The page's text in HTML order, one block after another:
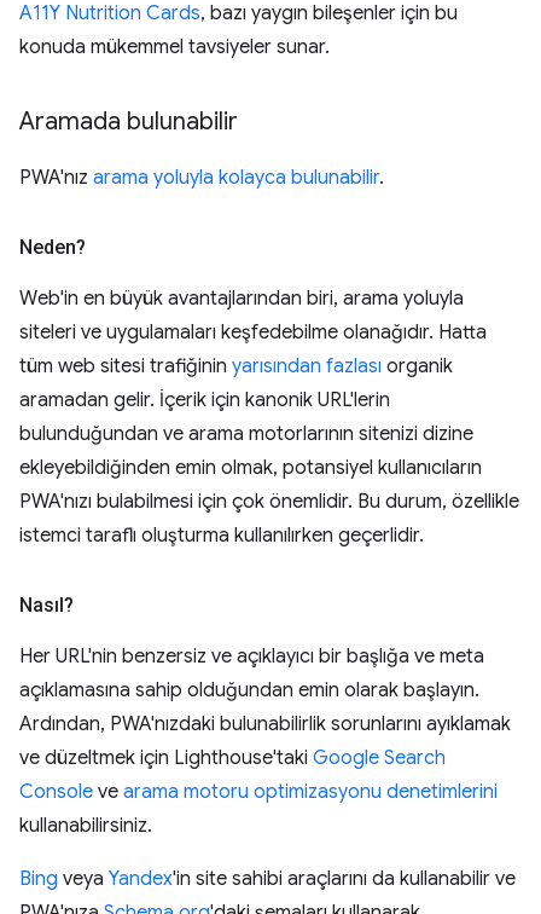
A11Y Nutrition Cards, bazı yaygın bileşenler için bu
konuda mükemmel tavsiyeler sunar.
Aramada bulunabilir
PWA'nız arama yoluyla kolayca bulunabilir.
Neden?
Web'in en büyük avantajlarından biri, arama yoluyla
siteleri ve uygulamaları keşfedebilme olanağıdır. Hatta
tüm web sitesi trafiğinin yarısından fazlası organik
aramadan gelir. İçerik için kanonik URL'lerin
bulunduğundan ve arama motorlarının sitenizi dizine
ekleyebildiğinden emin olmak, potansiyel kullanıcıların
PWA'nızı bulabilmesi için çok önemlidir. Bu durum, özellikle
istemci taraflı oluşturma kullanılırken geçerlidir.
Nasıl?
Her URL'nin benzersiz ve açıklayıcı bir başlığa ve meta
açıklamasına sahip olduğundan emin olarak başlayın.
Ardından, PWA'nızdaki bulunabilirlik sorunlarını ayıklamak
ve düzeltmek için Lighthouse'taki Google Search
Console ve arama motoru optimizasyonu denetimlerini
kullanabilirsiniz.
Bing veya Yandex'in site sahibi araçlarını da kullanabilir ve